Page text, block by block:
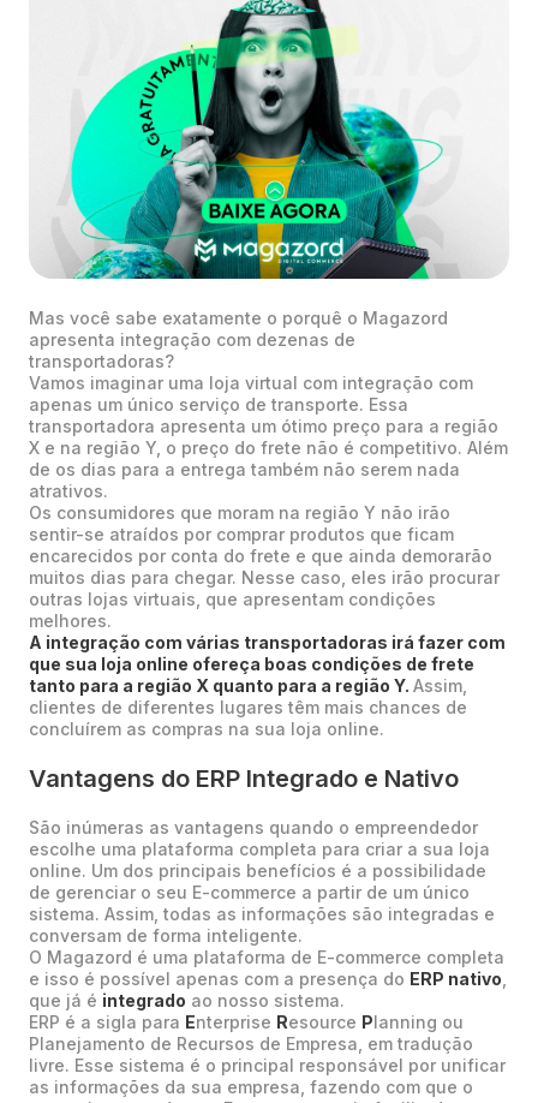
Mas você sabe exatamente o porquê o Magazord
apresenta integração com dezenas de
transportadoras?
Vamos imaginar uma loja virtual com integração com
apenas um único serviço de transporte. Essa
transportadora apresenta um ótimo preço para a região
X e na região Y, o preço do frete não é competitivo. Além
de os dias para a entrega também não serem nada
atrativos.
Os consumidores que moram na região Y não irão
sentir-se atraídos por comprar produtos que ficam
encarecidos por conta do frete e que ainda demorarão
muitos dias para chegar. Nesse caso, eles irão procurar
outras lojas virtuais, que apresentam condições
melhores.
A integração com várias transportadoras irá fazer com
que sua loja online ofereça boas condições de frete
tanto para a região X quanto para a região Y. Assim,
clientes de diferentes lugares têm mais chances de
concluírem as compras na sua loja online.
Vantagens do ERP Integrado e Nativo
São inúmeras as vantagens quando o empreendedor
escolhe uma plataforma completa para criar a sua loja
online. Um dos principais benefícios é a possibilidade
de gerenciar o seu E-commerce a partir de um único
sistema. Assim, todas as informações são integradas e
conversam de forma inteligente.
O Magazord é uma plataforma de E-commerce completa
e isso é possível apenas com a presença do ERP nativo
que já é integrado ao nosso sistema.
ERP é a sigla para Enterprise Resource Planning ou
Planejamento de Recursos de Empresa, em tradução
livre. Esse sistema é o principal responsável por unificar
as informações da sua empresa, fazendo com que o